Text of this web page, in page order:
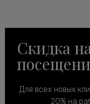
Скидка
Для всех новых
20% на